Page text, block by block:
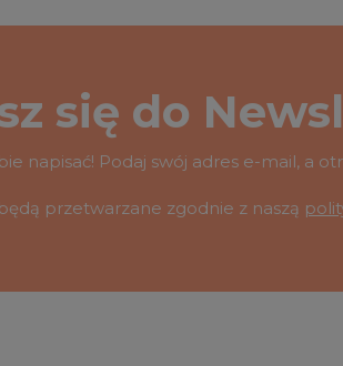
się do
napisać! Podaj swój adres e-mail, a
przetwarzane zgodnie z naszą